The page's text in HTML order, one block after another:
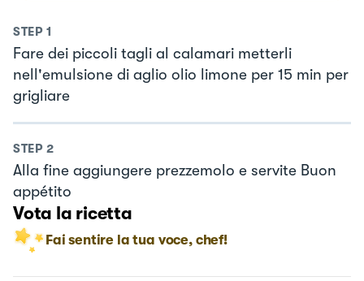
STEP 1
Fare dei piccoli tagli al calamari metterli
nell'emulsione di aglio olio limone per 15 min per
grigliare
STEP 2
Alla fine aggiungere prezzemolo e servite Buon
appétito
Vota la ricetta
Fai sentire la tua voce, chef!